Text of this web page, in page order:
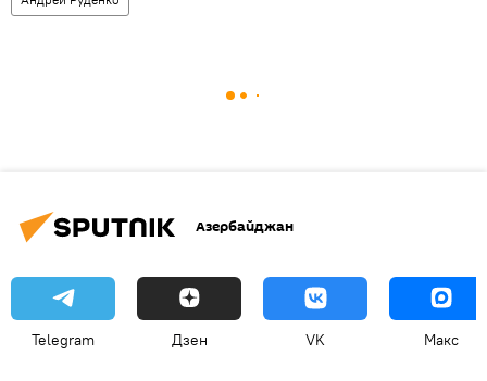
Азербайджан
Telegram Дзен VK Макс